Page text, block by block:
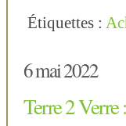
Étiquettes :
6 mai 2022
Terre 2 Verre